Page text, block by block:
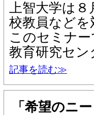
上智大学は８
校教員など
このセミナ
教育研究セ
記事を読む≫
「希望のニ